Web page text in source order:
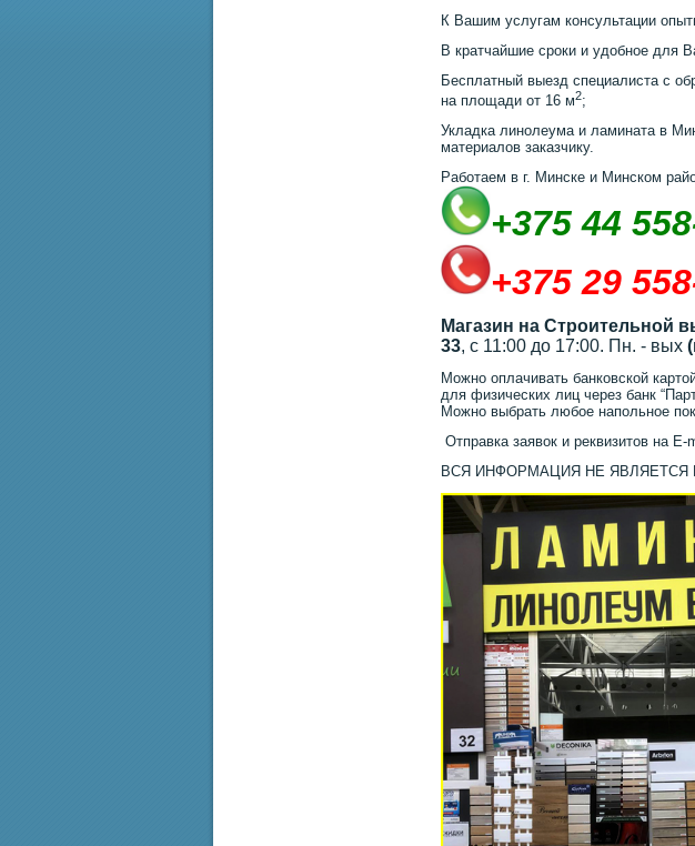
К Вашим услугам консультации
В кратчайшие сроки и удобное для
Бесплатный выезд специалиста с
на площади от 16 м2;
Укладка линолеума и ламината в
материалов заказчику.
Работаем в г. Минске и Минском
+375 44
+375 29
Магазин на Строительной
33, с 11:00 до 17:00. Пн. - вых
Можно оплачивать банковской
для физических лиц через банк
Можно выбрать любое напольное
Отправка заявок и реквизитов на E-
ВСЯ ИНФОРМАЦИЯ НЕ ЯВЛЯЕТСЯ